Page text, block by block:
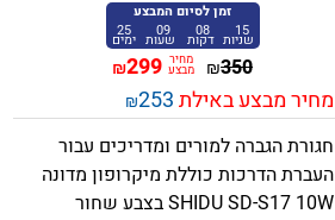
זמן לסיום המבצע
15
שניות 08
דקות 09
שעות 25
ימים
350
₪ מחיר
מבצע 299
₪
מחיר מבצע באילת253
₪
חגורת הגברה למורים ומדריכים עבור
העברת הדרכות כוללת מיקרופון מדונה
SHIDU SD-S17 10W בצבע שחור